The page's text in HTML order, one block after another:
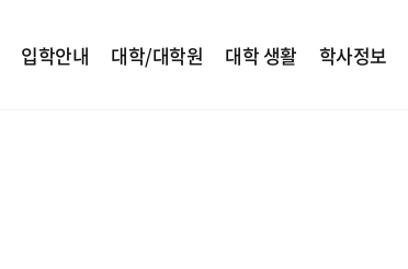
입학안내 대학/대학원 대학 생활 학사정보